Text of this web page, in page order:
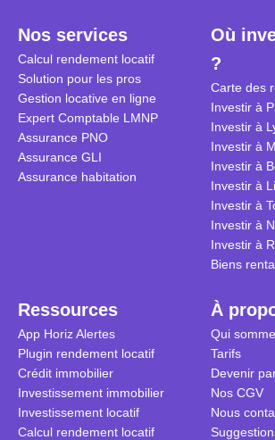
Nos services
Calcul rendement locatif
Solution pour les pros
Gestion locative en ligne
Expert Comptable LMNP
Assurance PNO
Assurance GLI
Assurance habitation
Où
?
Carte des
Investir à
Investir à
Investir à
Investir à
Investir à
Investir à
Investir à
Investir à
Biens
Ressources
App Horiz Alertes
Plugin rendement locatif
Crédit immobilier
Investissement immobilier
Investissement locatif
Calcul rendement locatif
À
Qui
Tarifs
Devenir
Nos CGV
Nous